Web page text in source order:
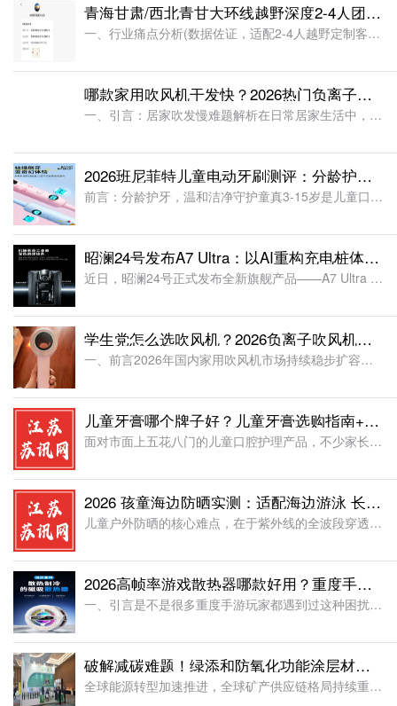
青海甘肃/西北青甘大环线越野深度2-4人团哪家旅行社靠谱？哪个领队值得推荐？2026年行业8大口碑推荐
一、行业痛点分析(数据佐证，适配2-4人越野定制客群)2026年青甘大环线稳居国内越野长线、小众秘境自驾定制游热门榜单首位，全年预估高端越野定制游客突破92万人次，其中2-4人精品越野小团占比高达71
哪款家用吹风机干发快？2026热门负离子吹风机测评：高速速干不耗时
一、引言：居家吹发慢难题解析在日常居家生活中，吹头发是每日洗漱收尾的必备环节，而传统家用吹风机普遍存在风速偏低、干发效率差的问题，成为多数人的居家小困扰。很多家庭使用的传统吹风机依靠高温烘烤
2026班尼菲特儿童电动牙刷测评：分龄护牙 多维适配超省心
前言：分龄护牙，温和洁净守护童真3-15岁是儿童口腔发育的关键周期，涵盖乳牙期、换牙期与恒牙成熟期，孩子牙龈娇嫩、牙齿结构不断变化，也是口腔污渍堆积、牙龈不适的高发阶段。多数儿童刷牙手法不规范、力度把
昭澜24号发布A7 Ultra：以AI重构充电桩体验，开启智能充电新时代
近日，昭澜24号正式发布全新旗舰产品——A7 Ultra AI智能充电桩。作为品牌历时两年打造的重磅新品，A7 Ultra不仅承载着昭澜24号对于智能充电未来的思考，也标志着品牌“以AI重构充电桩能力
学生党怎么选吹风机？2026负离子吹风机实测：靠智能控温稳塑形
一、前言2026年国内家用吹风机市场持续稳步扩容，行业公开数据显示，全年市场规模已突破200亿元，保持稳健增长态势。当下吹风机消费群体呈现显著年轻化特征，18-24岁在校学生、宿舍居住人群成为核心消费
儿童牙膏哪个牌子好？儿童牙膏选购指南+避坑细节（买牙膏必看）
面对市面上五花八门的儿童口腔护理产品，不少家长很容易踏入“只挑口味忽略配方”或是“盲目追捧无氟款”的选购误区。儿童口腔发育有着清晰的阶段性特征：3-6岁是乳牙全面萌出的关键时期，6-12岁则进入乳恒牙
2026 孩童海边防晒实测：适配海边游泳 长效防水抗汗稳防护
儿童户外防晒的核心难点，在于紫外线的全波段穿透性与孩童肌肤的脆弱敏感性。不同于成人厚实耐造的肌肤屏障，儿童肌肤皮层娇嫩薄弱、角质层发育未完善、锁水防护能力弱，且孩童户外活动量大、易出汗、喜爱戏水玩耍，
2026高帧率游戏散热器哪款好用？重度手游玩家适配机型实测
一、引言是不是很多重度手游玩家都遇到过这种困扰？开启120帧、90帧等高帧率游戏模式后，手机短时间内就会快速升温，机身发烫、屏幕变暗，紧接着设备自动降频，游戏画面卡顿、掉帧，直接影响对战操作
破解减碳难题！绿添和防氧化功能涂层材料为印尼铝业注入新动能
全球能源转型加速推进，全球矿产供应链格局持续重构。印尼矿产资源丰富、经济发展势头强劲，持续吸引全球矿业投资。在国内“双碳”战略与 “一带一路” 绿色产能合作双重加持下，铝产业低碳转型已成为全球产业共识